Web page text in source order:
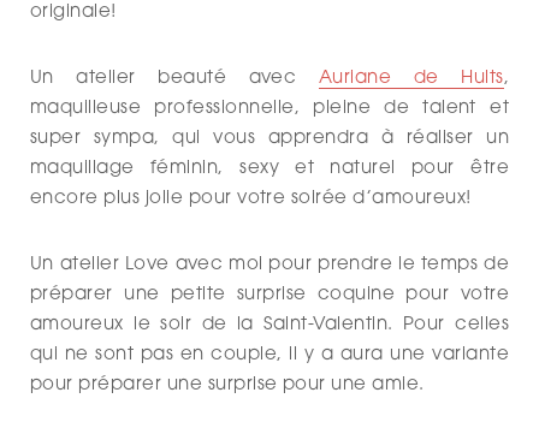
originale!
Un atelier beauté avec Auriane de Hults,
maquilleuse professionnelle, pleine de talent et
super sympa, qui vous apprendra à réaliser un
maquillage féminin, sexy et naturel pour être
encore plus jolie pour votre soirée d’amoureux!
Un atelier Love avec moi pour prendre le temps de
préparer une petite surprise coquine pour votre
amoureux le soir de la Saint-Valentin. Pour celles
qui ne sont pas en couple, il y a aura une variante
pour préparer une surprise pour une amie.